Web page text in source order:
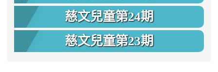
慈文兒童第24期
慈文兒童第23期